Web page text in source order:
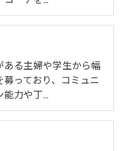
ある主婦や学生から幅
っており、コミュニ
能力や丁…